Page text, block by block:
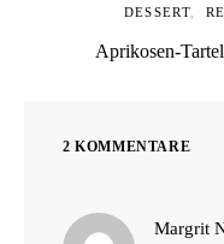
DESSERT
Aprikosen-
2 KOMMENTARE
Margrit